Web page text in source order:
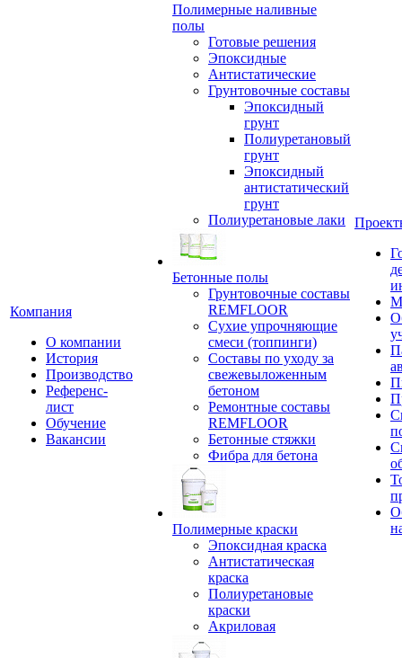
Компания
О компании
История
Производство
Референс-
лист
Обучение
Вакансии
Полимерные наливные
полы
Готовые решения
Эпоксидные
Антистатические
Грунтовочные составы
Эпоксидный
грунт
Полиуретановый
грунт
Эпоксидный
антистатический
грунт
Полиуретановые лаки
Бетонные полы
Грунтовочные составы
REMFLOOR
Сухие упрочняющие
смеси (топпинги)
Составы по уходу за
свежевыложенным
бетоном
Ремонтные составы
REMFLOOR
Бетонные стяжки
Фибра для бетона
Полимерные краски
Эпоксидная краска
Антистатическая
краска
Полиуретановые
краски
Акриловая